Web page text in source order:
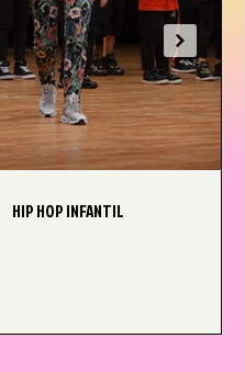
HIP HOP INFANTIL